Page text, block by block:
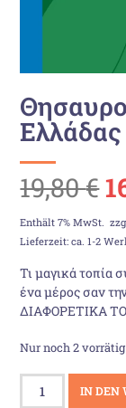
Ελλάδας
19,80€
Enthält 7% MwSt.
Lieferzeit: ca. 1-2
Τι μαγικά τοπία
ένα μέρος σαν
ΔΙΑΦΟΡΕΤΙΚΑ
Nur noch 2 vorrätig
Θησαυροί
IN DEN